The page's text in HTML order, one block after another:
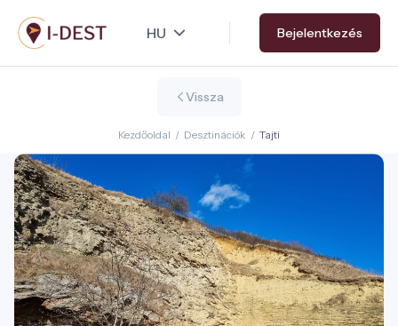
Ugrás
a
tartalomra
Bejelentkezés
Vissza
Kezdőoldal / Desztinációk / Tajti